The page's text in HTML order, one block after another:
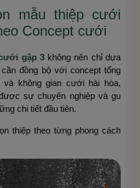
mẫu thiệp cưới
Concept cưới
gập 3không nên chỉ dựa
đồng bộ với concept tổng
không gian cưới hài hòa,
sự chuyên nghiệp và gu
chi tiết đầu tiên.
thiệp theo từng phong cách